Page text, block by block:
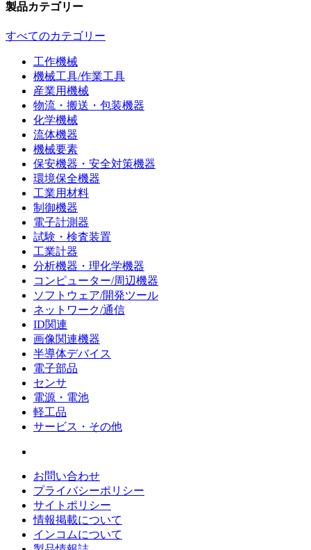
製品カテゴリー
すべてのカテゴリー
工作機械
機械工具/作業工具
産業用機械
物流・搬送・包装機器
化学機械
流体機器
機械要素
保安機器・安全対策機器
環境保全機器
工業用材料
制御機器
電子計測器
試験・検査装置
工業計器
分析機器・理化学機器
コンピューター/周辺機器
ソフトウェア/開発ツール
ネットワーク/通信
ID関連
画像関連機器
半導体デバイス
電子部品
センサ
電源・電池
軽工品
サービス・その他
お問い合わせ
プライバシーポリシー
サイトポリシー
情報掲載について
インコムについて